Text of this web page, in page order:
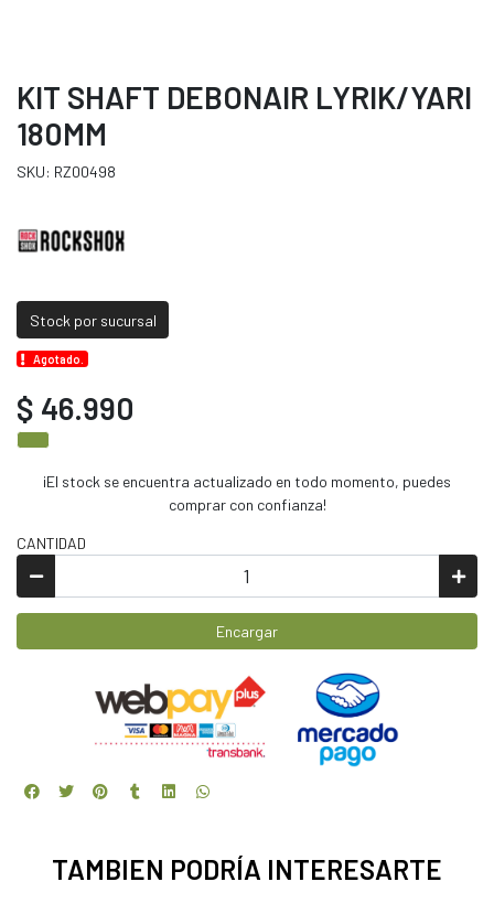
KIT SHAFT DEBONAIR LYRIK/YARI
180MM
SKU: RZ00498
Stock por sucursal
Agotado.
$ 46.990
¡El stock se encuentra actualizado en todo momento, puedes
comprar con confianza!
CANTIDAD
Encargar
TAMBIEN PODRÍA INTERESARTE